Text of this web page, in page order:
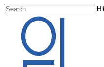
Skip
to
content
Search